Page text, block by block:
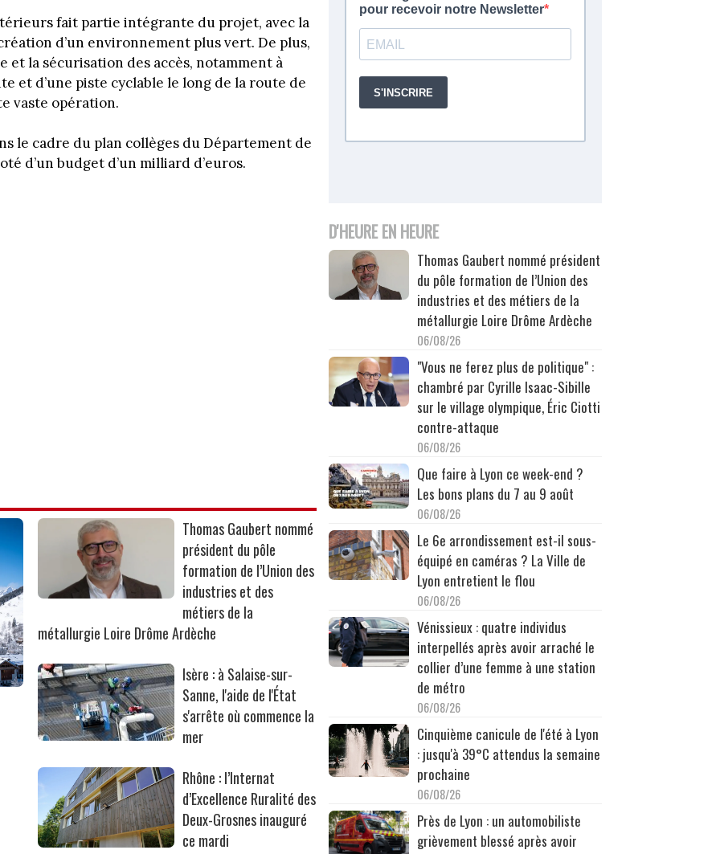
fait partie intégrante du projet, avec la
d’un environnement plus vert. De plus,
la sécurisation des accès, notamment à
et d’une piste cyclable le long de la route de
vaste opération.
le cadre du plan collèges du Département de
d’un budget d’un milliard d’euros.
Thomas Gaubert nommé
président du pôle
formation de l’Union des
industries et des
métiers de la
métallurgie Loire Drôme Ardèche
Isère : à Salaise-sur-
Sanne, l'aide de l'État
s'arrête où commence la
mer
Rhône : l’Internat
d’Excellence Ruralité des
Deux-Grosnes inauguré
ce mardi
D'HEURE EN HEURE
Thomas Gaubert nommé président
du pôle formation de l’Union des
industries et des métiers de la
métallurgie Loire Drôme Ardèche
06/08/26
"Vous ne ferez plus de politique" :
chambré par Cyrille Isaac-Sibille
sur le village olympique, Éric Ciotti
contre-attaque
06/08/26
Que faire à Lyon ce week-end ?
Les bons plans du 7 au 9 août
06/08/26
Le 6e arrondissement est-il sous-
équipé en caméras ? La Ville de
Lyon entretient le flou
06/08/26
Vénissieux : quatre individus
interpellés après avoir arraché le
collier d’une femme à une station
de métro
06/08/26
Cinquième canicule de l'été à Lyon
: jusqu'à 39°C attendus la semaine
prochaine
06/08/26
Près de Lyon : un automobiliste
grièvement blessé après avoir